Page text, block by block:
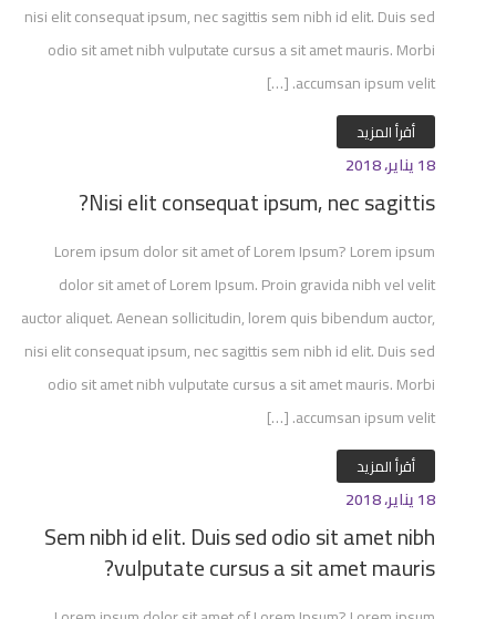
nisi elit consequat ipsum, nec sagittis sem nibh id elit. Duis sed
odio sit amet nibh vulputate cursus a sit amet mauris. Morbi
accumsan ipsum velit. […]
أقرأ المزيد
18 يناير، 2018
Nisi elit consequat ipsum, nec sagittis?
Lorem ipsum dolor sit amet of Lorem Ipsum? Lorem ipsum
dolor sit amet of Lorem Ipsum. Proin gravida nibh vel velit
auctor aliquet. Aenean sollicitudin, lorem quis bibendum auctor,
nisi elit consequat ipsum, nec sagittis sem nibh id elit. Duis sed
odio sit amet nibh vulputate cursus a sit amet mauris. Morbi
accumsan ipsum velit. […]
أقرأ المزيد
18 يناير، 2018
Sem nibh id elit. Duis sed odio sit amet nibh
vulputate cursus a sit amet mauris?